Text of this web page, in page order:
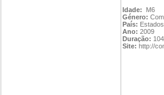
Idade:
M6
Género:
País:
Ano: 2009
Duração:
Site: http://